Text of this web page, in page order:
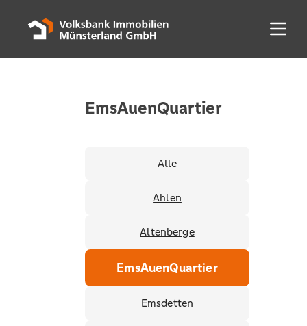
Menü
EmsAuenQuartier
Alle
Ahlen
Altenberge
EmsAuenQuartier
Emsdetten